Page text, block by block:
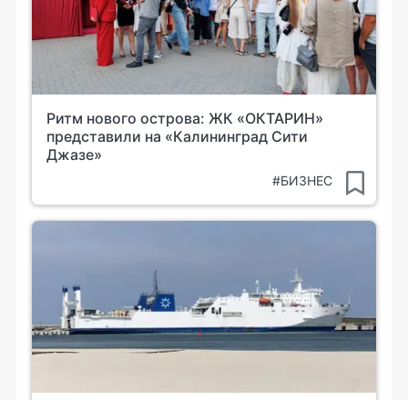
Ритм нового острова: ЖК «ОКТАРИН»
представили на «Калининград Сити
Джазе»
#БИЗНЕС